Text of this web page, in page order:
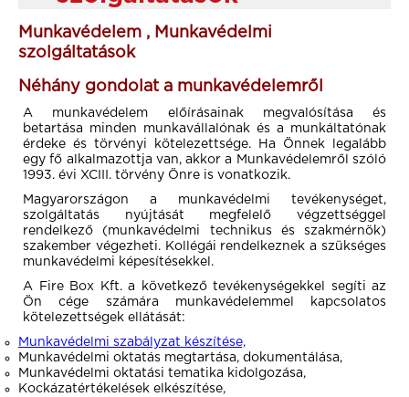
Munkavédelem , Munkavédelmi
szolgáltatások
Néhány gondolat a munkavédelemről
A munkavédelem előírásainak megvalósítása és
betartása minden munkavállalónak és a munkáltatónak
érdeke és törvényi kötelezettsége. Ha Önnek legalább
egy fő alkalmazottja van, akkor a Munkavédelemről szóló
1993. évi XCIII. törvény Önre is vonatkozik.
Magyarországon a munkavédelmi tevékenységet,
szolgáltatás nyújtását megfelelő végzettséggel
rendelkező (munkavédelmi technikus és szakmérnök)
szakember végezheti. Kollégái rendelkeznek a szükséges
munkavédelmi képesítésekkel.
A Fire Box Kft. a következő tevékenységekkel segíti az
Ön cége számára munkavédelemmel kapcsolatos
kötelezettségek ellátását:
Munkavédelmi szabályzat készítése,
Munkavédelmi oktatás megtartása, dokumentálása,
Munkavédelmi oktatási tematika kidolgozása,
Kockázatértékelések elkészítése,